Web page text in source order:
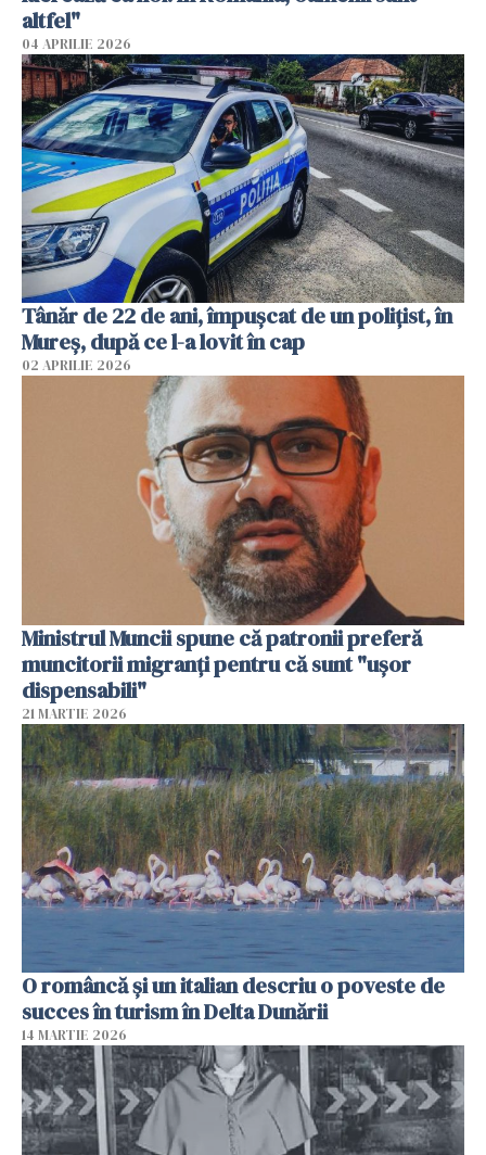
altfel"
04 APRILIE 2026
Tânăr de 22 de ani, împușcat de un polițist, în
Mureș, după ce l-a lovit în cap
02 APRILIE 2026
Ministrul Muncii spune că patronii preferă
muncitorii migranți pentru că sunt "uşor
dispensabili"
21 MARTIE 2026
O româncă și un italian descriu o poveste de
succes în turism în Delta Dunării
14 MARTIE 2026